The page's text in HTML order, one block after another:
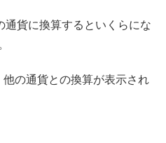
通貨に換算するといくらにな
の通貨との換算が表示され